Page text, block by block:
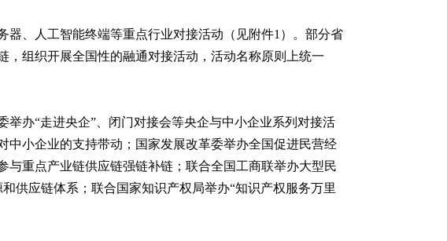
器、人工智能终端等重点行业对接活动（见附件1）。部分省
组织开展全国性的融通对接活动，活动名称原则上统一
举办“走进央企”、闭门对接会等央企与中小企业系列对接活
小企业的支持带动；国家发展改革委举办全国促进民营经
重点产业链供应链强链补链；联合全国工商联举办大型民
供应链体系；联合国家知识产权局举办“知识产权服务万里